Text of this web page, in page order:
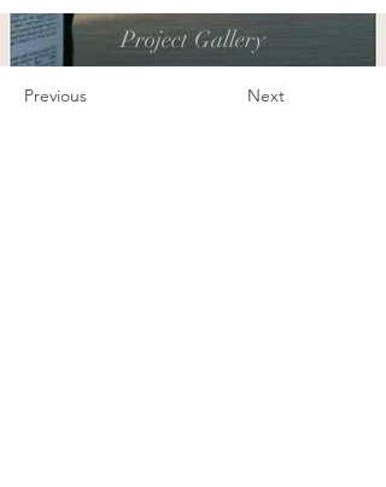
Project Gallery
Previous Next